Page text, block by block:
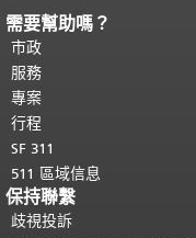
頁面內容結束。
都會重複顯示。
需要幫助嗎？
市政
服務
專案
行程
SF 311
511 區域信息
保持聯繫
歧視投訴